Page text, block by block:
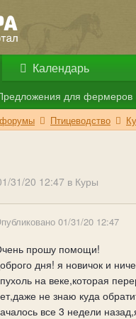
для фермеров
Календарь
Птицеводство
31/20 12:47 в Куры
01/31/20 12:47
прошу помощи!
дня! я новичок и
на веке,которая
не знаю куда
все 3 недели